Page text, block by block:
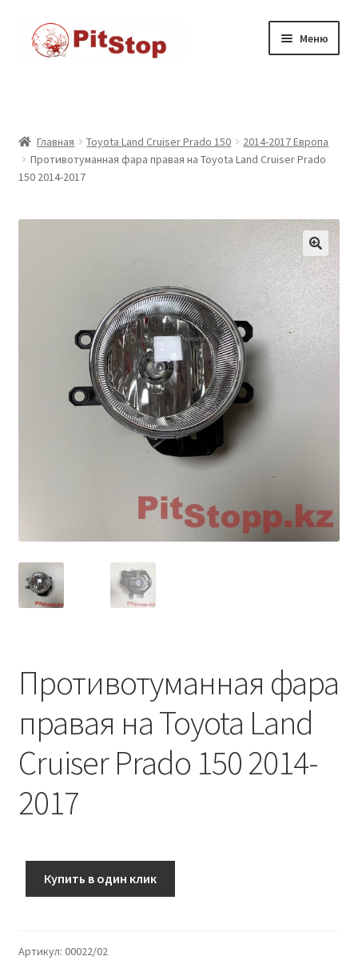
содержимому
Перейти
Перейти
Меню
Каталог товаров
Оформление заказа
Условия оплаты
Главная Toyota Land Cruiser Prado 150
2014-2017 Европа
Противотуманная фара правая на Toyota Land Cruiser Prado
150 2014-2017
Противотуманная фара
правая на Toyota Land
Cruiser Prado 150 2014-
2017
Купить в один клик
Артикул: 00022/02